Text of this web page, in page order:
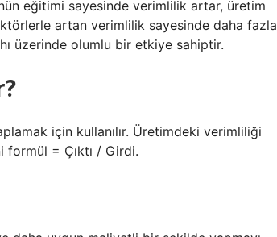
eğitimi sayesinde verimlilik artar, üretim
artan verimlilik sayesinde daha fazla
üzerinde olumlu bir etkiye sahiptir.
için kullanılır. Üretimdeki verimliliği
formül = Çıktı / Girdi.